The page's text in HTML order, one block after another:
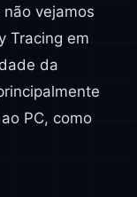
vejamos
Tracing em
da
PC, como